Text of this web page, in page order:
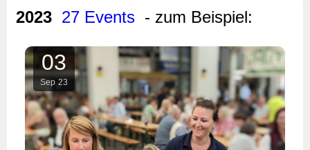
2023 27 Events - zum Beispiel:
03
Sep 23